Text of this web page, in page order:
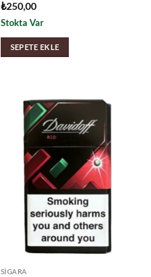
₺250,00
Stokta Var
SEPETE EKLE
SIGARA